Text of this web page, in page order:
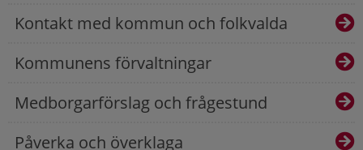
Kontakt med kommun och folkvalda
Kommunens förvaltningar
Medborgarförslag och frågestund
Påverka och överklaga